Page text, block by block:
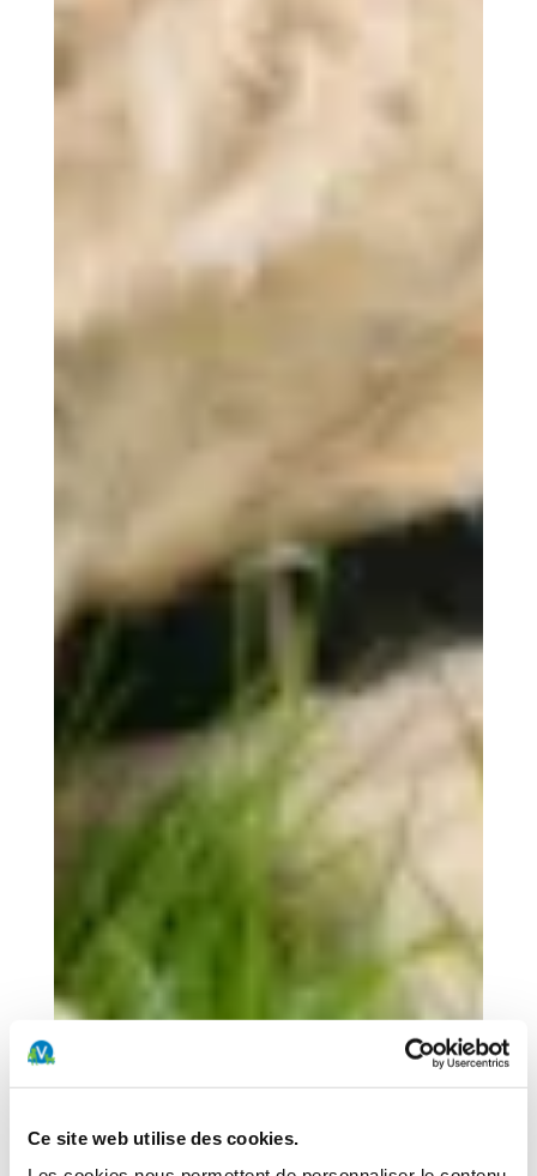
Ce site web utilise des cookies.